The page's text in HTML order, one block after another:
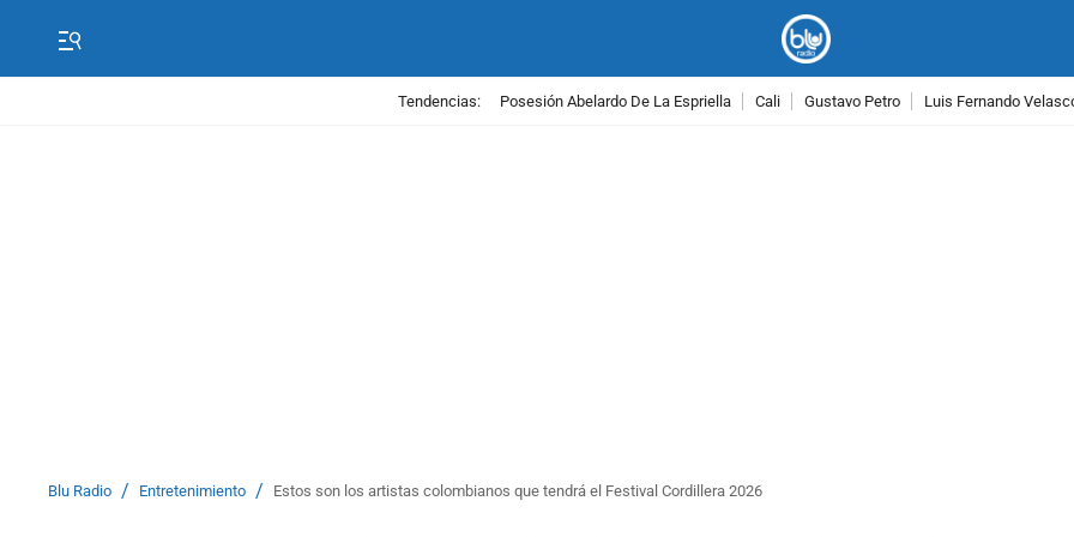
Tendencias: Posesión Abelardo De La Espriella Cali Gustavo Petro Luis Fernando
Blu Radio / Entretenimiento / Estos son los artistas colombianos que tendrá el Festival Cordillera 2026